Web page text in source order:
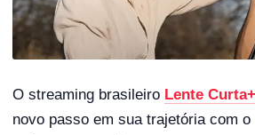
O streaming brasileiro Lente Curta+
novo passo em sua trajetória com o